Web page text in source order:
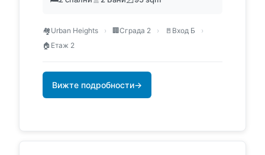
🏘️Urban Heights › 🏢Сграда 2 › 🚪 Вход Б
›
🏠 Етаж 2
Вижте подробности→